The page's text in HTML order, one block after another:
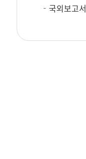
국외보고서